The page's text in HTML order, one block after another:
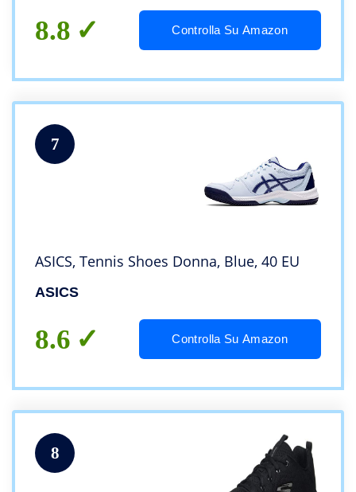
8.8 Controlla Su Amazon
7
ASICS, Tennis Shoes Donna, Blue, 40 EU
ASICS
8.6 Controlla Su Amazon
8